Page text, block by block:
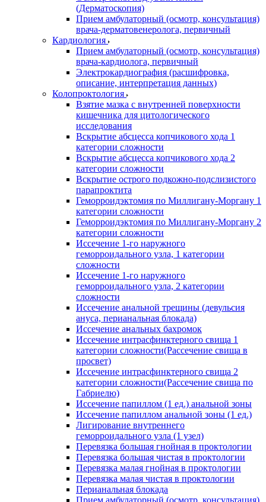
(Дерматоскопия)
Прием амбулаторный (осмотр, консультация)
врача-дерматовенеролога, первичный
Кардиология
Прием амбулаторный (осмотр, консультация)
врача-кардиолога, первичный
Электрокардиография (расшифровка,
описание, интерпретация данных)
Колопроктология
Взятие мазка с внутренней поверхности
кишечника для цитологического
исследования
Вскрытие абсцесса копчикового хода 1
категории сложности
Вскрытие абсцесса копчикового хода 2
категории сложности
Вскрытие острого подкожно-подслизистого
парапроктита
Геморроидэктомия по Миллигану-Моргану 1
категории сложности
Геморроидэктомия по Миллигану-Моргану 2
категории сложности
Иссечение 1-го наружного
геморроидального узла, 1 категории
сложности
Иссечение 1-го наружного
геморроидального узла, 2 категории
сложности
Иссечение анальной трещины (девульсия
ануса, перианальная блокада)
Иссечение анальных бахромок
Иссечение интрасфинктерного свища 1
категории сложности(Рассечение свища в
просвет)
Иссечение интрасфинктерного свища 2
категории сложности(Рассечение свища по
Габриелю)
Иссечение папиллом (1 ед.) анальной зоны
Иссечение папиллом анальной зоны (1 ед.)
Лигирование внутреннего
геморроидального узла (1 узел)
Перевязка большая гнойная в проктологии
Перевязка большая чистая в проктологии
Перевязка малая гнойная в проктологии
Перевязка малая чистая в проктологии
Перианальная блокада
Прием амбулаторный (осмотр, консультация)